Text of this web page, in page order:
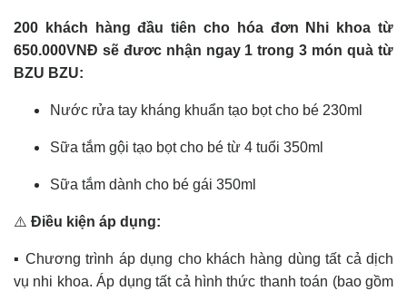
200 khách hàng đầu tiên cho hóa đơn Nhi khoa từ
650.000VNĐ sẽ đươc nhận ngay 1 trong 3 món quà từ
BZU BZU:
Nước rửa tay kháng khuẩn tạo bọt cho bé 230ml
Sữa tắm gội tạo bọt cho bé từ 4 tuổi 350ml
Sữa tắm dành cho bé gái 350ml
⚠️ Điều kiện áp dụng:
▪️ Chương trình áp dụng cho khách hàng dùng tất cả dịch
vụ nhi khoa. Áp dụng tất cả hình thức thanh toán (bao gồm